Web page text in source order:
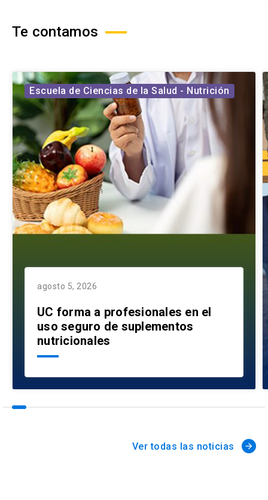
Te contamos
Escuela de Ciencias de la Salud - Nutrición
agosto 5, 2026
UC forma a profesionales en el
uso seguro de suplementos
nutricionales
Ver todas las noticias arrow_forward